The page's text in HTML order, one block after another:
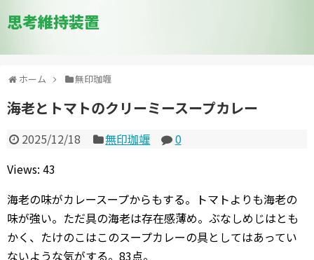
思考維持装置
ホーム 無印珈竰
海老とトマトのクリーミースープカレー
2025/12/18 無印珈竰
0
Views: 43
海老の味がカレースープからもする。トマトよりも海老の
味が強い。ただ具の海老は存在感薄め。ぶなしめじはとも
かく、たけのこはこのスープカレーの具としてはあってい
ないような気がする。83点。